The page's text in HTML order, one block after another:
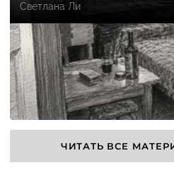
Светлана Ли
ЧИТАТЬ ВСЕ